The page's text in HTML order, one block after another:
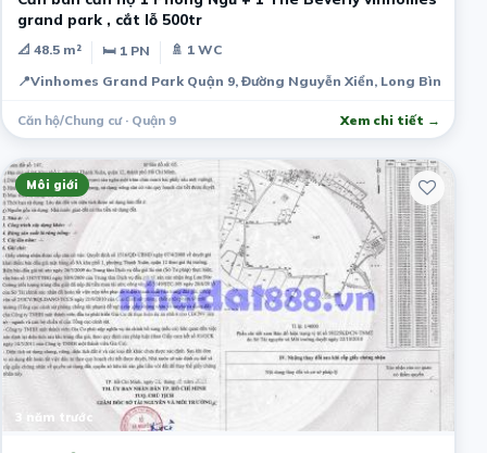
grand park , cắt lỗ 500tr
📐 48.5 m² 🛏 1 PN
🚿 1 WC
📍Vinhomes Grand Park Quận 9, Đường Nguyễn Xiển, Long Bình,
Căn hộ/Chung cư · Quận 9 Xem chi tiết →
Môi giới
3 năm trước